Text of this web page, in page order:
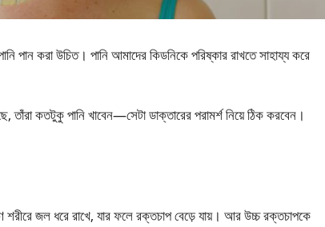
পান করা উচিত। পানি আমাদের কিডনিকে পরিষ্কার রাখতে সাহায্য করে
তাঁরা কতটুকু পানি খাবেন—সেটা ডাক্তারের পরামর্শ নিয়ে ঠিক করবেন।
জল ধরে রাখে, যার ফলে রক্তচাপ বেড়ে যায়। আর উচ্চ রক্তচাপকে